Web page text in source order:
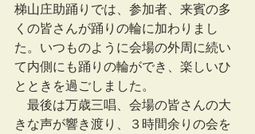
梯山庄助踊りでは、参加者、来賓の多
くの皆さんが踊りの輪に加わりまし
た。いつものように会場の外周に続い
て内側にも踊りの輪ができ、楽しいひ
とときを過ごしました。
最後は万歳三唱、会場の皆さんの大
きな声が響き渡り、３時間余りの会を